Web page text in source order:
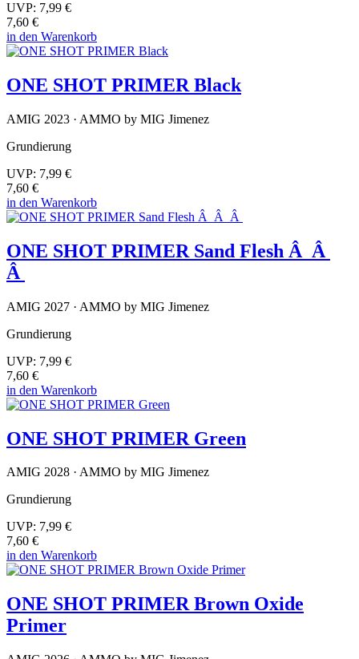
UVP: 7,99 €
7,60 €
in den Warenkorb
ONE SHOT PRIMER Black
AMIG 2023 · AMMO by MIG Jimenez
Grundierung
UVP: 7,99 €
7,60 €
in den Warenkorb
ONE SHOT PRIMER Sand Flesh Â Â
Â
AMIG 2027 · AMMO by MIG Jimenez
Grundierung
UVP: 7,99 €
7,60 €
in den Warenkorb
ONE SHOT PRIMER Green
AMIG 2028 · AMMO by MIG Jimenez
Grundierung
UVP: 7,99 €
7,60 €
in den Warenkorb
ONE SHOT PRIMER Brown Oxide
Primer